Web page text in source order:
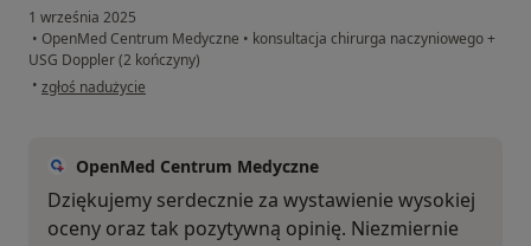
1 września 2025
• OpenMed Centrum Medyczne • konsultacja chirurga naczyniowego +
USG Doppler (2 kończyny)
• w opinii użytkownika Łukasz
zgłoś nadużycie
OpenMed Centrum Medyczne
Dziękujemy serdecznie za wystawienie wysokiej
oceny oraz tak pozytywną opinię. Niezmiernie